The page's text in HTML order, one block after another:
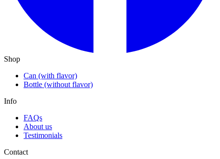
Shop
Can (with flavor)
Bottle (without flavor)
Info
FAQs
About us
Testimonials
Contact